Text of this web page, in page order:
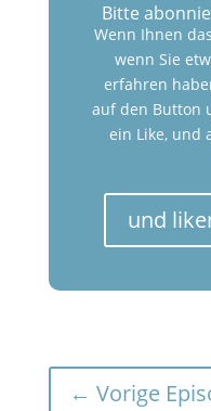
Bitte
Wenn Ihnen
wenn Sie
erfahren
auf den Button
ein Like, und
und
← Vorige